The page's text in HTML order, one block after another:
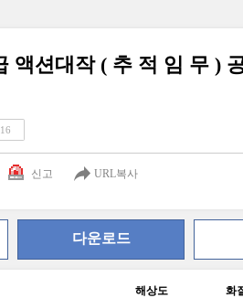
액션대작 ( 추 적 임 무 )
신고 URL복사
다운로드
해상도 화